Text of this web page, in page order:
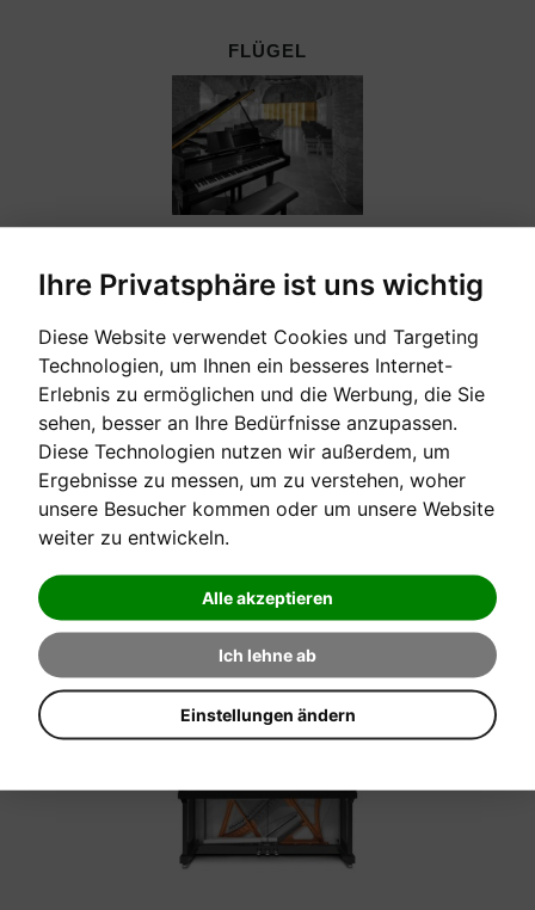
Ihre Privatsphäre ist uns wichtig
Diese Website verwendet Cookies und Targeting
Technologien, um Ihnen ein besseres Internet-
Erlebnis zu ermöglichen und die Werbung, die Sie
sehen, besser an Ihre Bedürfnisse anzupassen.
Diese Technologien nutzen wir außerdem, um
Ergebnisse zu messen, um zu verstehen, woher
unsere Besucher kommen oder um unsere Website
weiter zu entwickeln.
Alle akzeptieren
Ich lehne ab
Einstellungen ändern
FLÜGEL
GEBRAUCHTE KLAVIERE
PIANOS